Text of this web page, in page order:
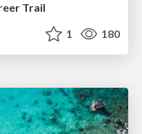
Trail
1 180